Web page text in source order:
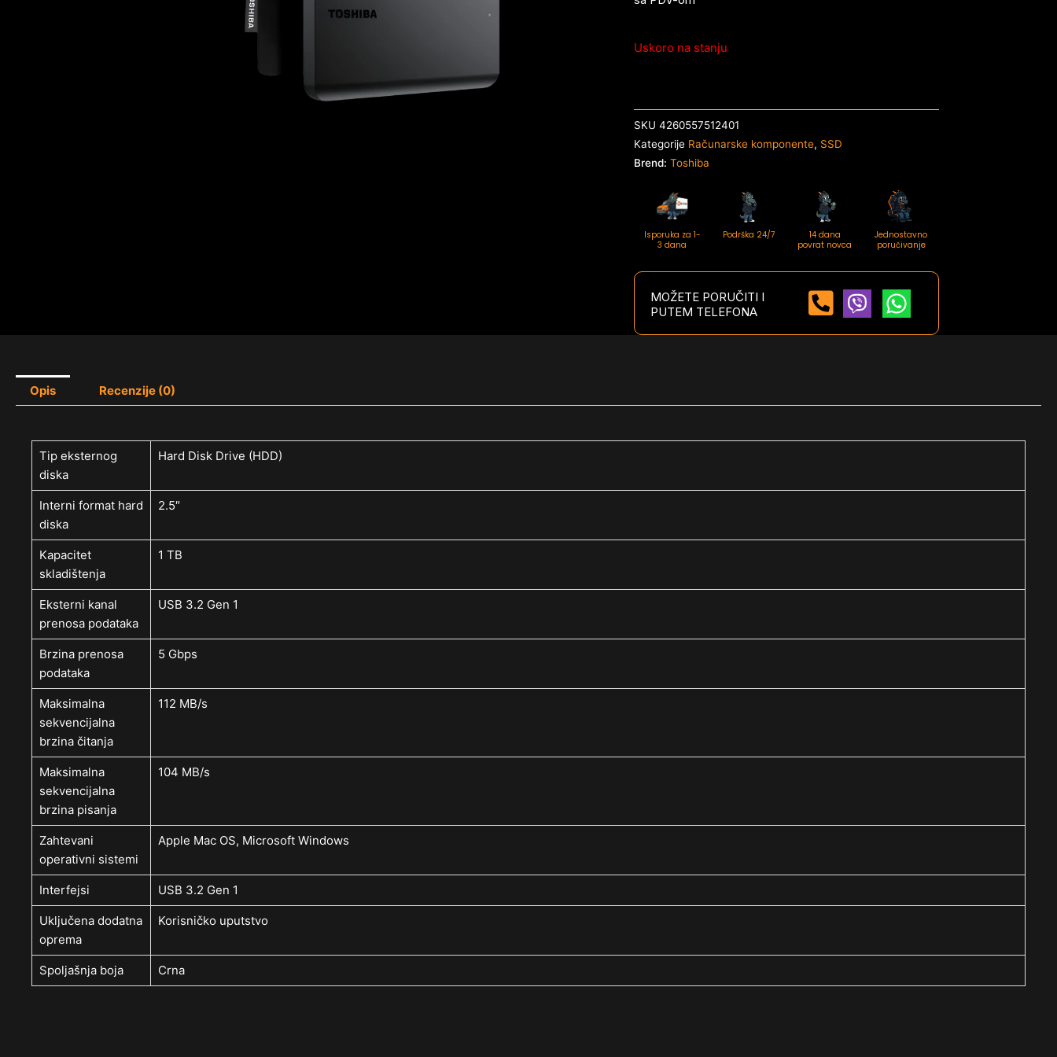
Uskoro na stanju
SKU4260557512401
Kategorije Računarske komponente, SSD
Brend:Toshiba
Isporuka za 1-
3 dana
Podrška 24/7
14 dana
povrat novca
Jednostavno
poručivanje
MOŽETE PORUČITI I
PUTEM TELEFONA
Opis Recenzije (0)
Tip eksternog
diska
Hard Disk Drive (HDD)
Interni format hard
diska
2.5″
Kapacitet
skladištenja
1 TB
Eksterni kanal
prenosa podataka
USB 3.2 Gen 1
Brzina prenosa
podataka
5 Gbps
Maksimalna
sekvencijalna
brzina čitanja
112 MB/s
Maksimalna
sekvencijalna
brzina pisanja
104 MB/s
Zahtevani
operativni sistemi
Apple Mac OS, Microsoft Windows
Interfejsi USB 3.2 Gen 1
Uključena dodatna
oprema
Korisničko uputstvo
Spoljašnja boja Crna